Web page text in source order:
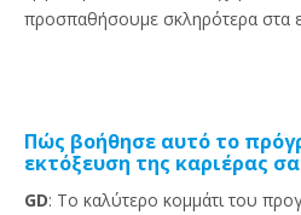
προσπαθήσουμε σκληρότερα στα
Πώς βοήθησε αυτό το
εκτόξευση της καριέρας
GD: Το καλύτερο κομμάτι του